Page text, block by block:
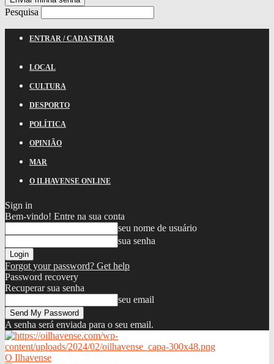
Pesquisa
ENTRAR / CADASTRAR
LOCAL
CULTURA
DESPORTO
POLÍTICA
OPINIÃO
MAR
O ILHAVENSE ONLINE
Sign in
Bem-vindo! Entre na sua conta
seu nome de usuário
sua senha
Forgot your password? Get help
Password recovery
Recuperar sua senha
seu email
A senha será enviada para o seu email.
O Ilhavense